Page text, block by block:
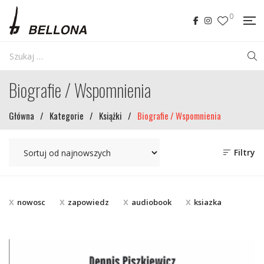
0
Biografie / Wspomnienia
Główna / Kategorie / Książki / Biografie / Wspomnienia
Filtry
nowosc zapowiedz audiobook ksiazka